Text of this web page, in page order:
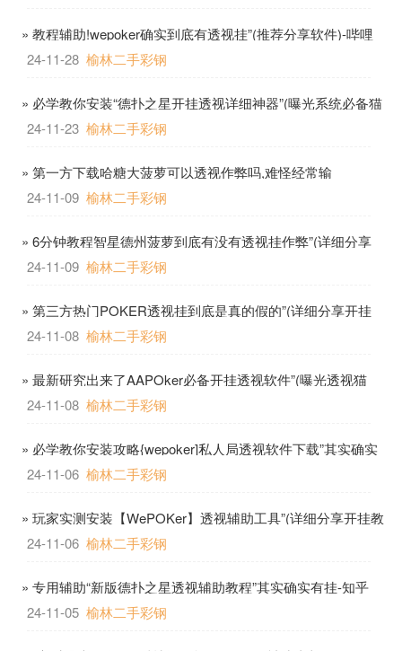
» 教程辅助!wepoker确实到底有透视挂”(推荐分享软件)-哔哩
24-11-28 榆林二手彩钢
» 必学教你安装“德扑之星开挂透视详细神器”(曝光系统必备猫
24-11-23 榆林二手彩钢
» 第一方下载哈糖大菠萝可以透视作弊吗,难怪经常输
24-11-09 榆林二手彩钢
» 6分钟教程智星德州菠萝到底有没有透视挂作弊”(详细分享
24-11-09 榆林二手彩钢
» 第三方热门POKER透视挂到底是真的假的”(详细分享开挂
24-11-08 榆林二手彩钢
» 最新研究出来了AAPOker必备开挂透视软件”(曝光透视猫
24-11-08 榆林二手彩钢
» 必学教你安装攻略{wepoker]私人局透视软件下载”其实确实
24-11-06 榆林二手彩钢
» 玩家实测安装【WePOKer】透视辅助工具”(详细分享开挂教
24-11-06 榆林二手彩钢
» 专用辅助“新版德扑之星透视辅助教程”其实确实有挂-知乎
24-11-05 榆林二手彩钢